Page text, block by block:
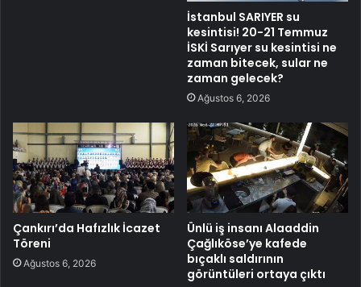
İstanbul SARIYER su
kesintisi! 20-21 Temmuz
İSKİ Sarıyer su kesintisi ne
zaman bitecek, sular ne
zaman gelecek?
Ağustos 6, 2026
Çankırı’da Hafızlık İcazet
Töreni
Ağustos 6, 2026
Ünlü iş insanı Alaaddin
Çağlıköse’ye kafede
bıçaklı saldırının
görüntüleri ortaya çıktı